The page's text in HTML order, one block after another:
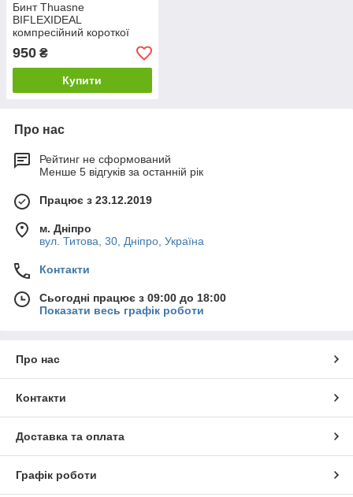
Бинт Thuasne
BIFLEXIDEAL
компресійний короткої
розтяжності білий
950 ₴
Купити
Про нас
Рейтинг не сформований
Менше 5 відгуків за останній рік
Працює з 23.12.2019
м. Дніпро
вул. Титова, 30, Дніпро, Україна
Контакти
Сьогодні працює з 09:00 до 18:00
Показати весь графік роботи
Про нас
Контакти
Доставка та оплата
Графік роботи